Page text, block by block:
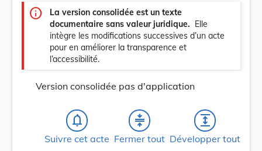
info
La version consolidée est un texte
documentaire sans valeur juridique. Elle
intègre les modifications successives d’un acte
pour en améliorer la transparence et
l’accessibilité.
Version consolidée pas d'application
notifications_none
Suivre cet acte
compress
Fermer tout
expand
Développer tout